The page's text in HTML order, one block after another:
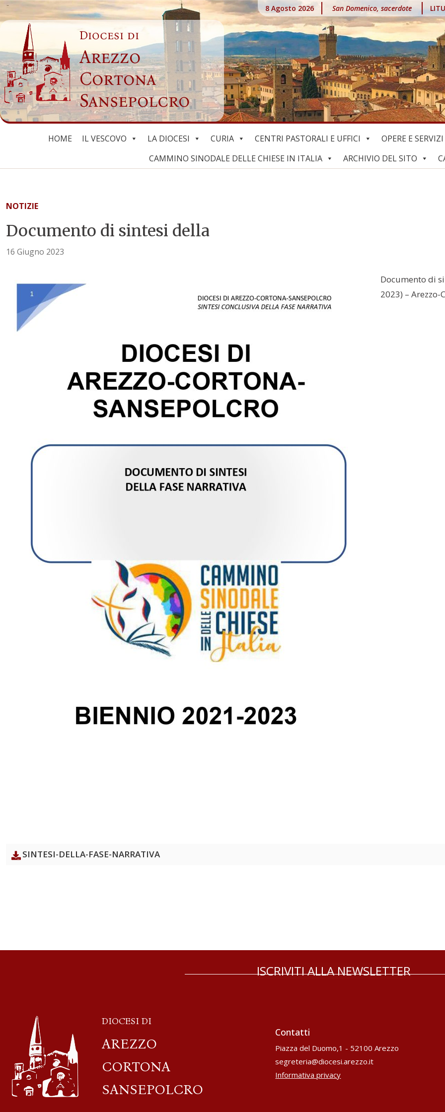
Skip
to
content
Diocesi di
Arezzo
Cortona
Sansepolcro
8 Agosto 2026 San Domenico, sacerdote
HOME IL VESCOVO LA DIOCESI CURIA CENTRI PASTORALI E UFFICI OPERE E SERVIZI
CAMMINO SINODALE DELLE CHIESE IN ITALIA
ARCHIVIO DEL SITO
NOTIZIE
Documento di sintesi della
16 Giugno 2023
Documento di
2023) –
SINTESI-DELLA-FASE-NARRATIVA
ISCRIVITI ALLA NEWSLETTER
DIOCESI DI
AREZZO
CORTONA
SANSEPOLCRO
Contatti
Piazza del Duomo,1 - 52100 Arezzo
segreteria@diocesi.arezzo.it
Informativa privacy